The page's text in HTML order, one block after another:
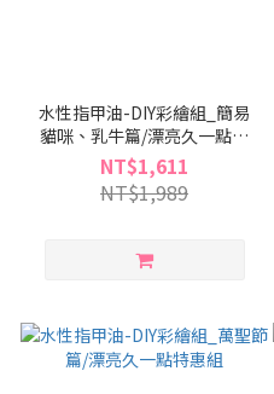
水性指甲油-DIY彩繪組_簡易
貓咪、乳牛篇/漂亮久一點特
惠組
NT$1,611
NT$1,989